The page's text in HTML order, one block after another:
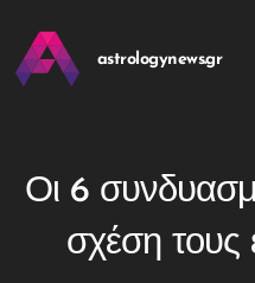
astrologynews.gr
Οι 6
σχέση τους